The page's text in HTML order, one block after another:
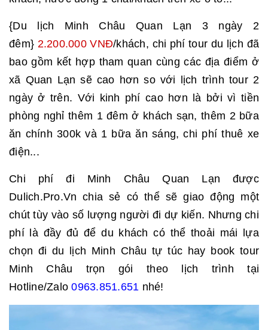
{Du lịch Minh Châu Quan Lạn 3 ngày 2
đêm} 2.200.000 VNĐ/khách, chi phí tour du lịch đã
bao gồm kết hợp tham quan cùng các địa điểm ở
xã Quan Lạn sẽ cao hơn so với lịch trình tour 2
ngày ở trên. Với kinh phí cao hơn là bởi vì tiền
phòng nghỉ thêm 1 đêm ở khách sạn, thêm 2 bữa
ăn chính 300k và 1 bữa ăn sáng, chi phí thuê xe
điện...
Chi phí đi Minh Châu Quan Lạn được
Dulich.Pro.Vn chia sẻ có thể sẽ giao động một
chút tùy vào số lượng người đi dự kiến. Nhưng chi
phí là đầy đủ để du khách có thể thoải mái lựa
chọn đi du lịch Minh Châu tự túc hay book tour
Minh Châu trọn gói theo lịch trình tại
Hotline/Zalo0963.851.651 nhé!